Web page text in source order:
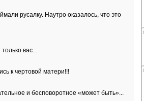
русалку. Наутро оказалось, что это
вас...
к чертовой матери!!!
и бесповоротное «может быть»...